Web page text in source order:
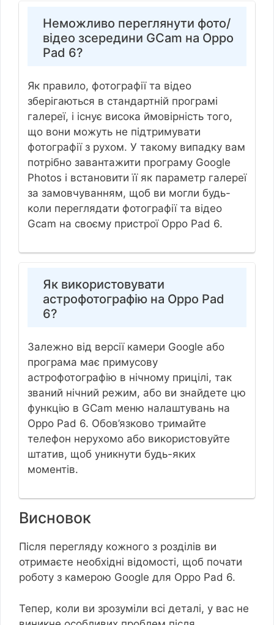
Неможливо переглянути фото/
відео зсередини GCam на Oppo
Pad 6?
Як правило, фотографії та відео
зберігаються в стандартній програмі
галереї, і існує висока ймовірність того,
що вони можуть не підтримувати
фотографії з рухом. У такому випадку вам
потрібно завантажити програму Google
Photos і встановити її як параметр галереї
за замовчуванням, щоб ви могли будь-
коли переглядати фотографії та відео
Gcam на своєму пристрої Oppo Pad 6.
Як використовувати
астрофотографію на Oppo Pad
6?
Залежно від версії камери Google або
програма має примусову
астрофотографію в нічному прицілі, так
званий нічний режим, або ви знайдете цю
функцію в GCam меню налаштувань на
Oppo Pad 6. Обов’язково тримайте
телефон нерухомо або використовуйте
штатив, щоб уникнути будь-яких
моментів.
Висновок
Після перегляду кожного з розділів ви
отримаєте необхідні відомості, щоб почати
роботу з камерою Google для Oppo Pad 6.
Тепер, коли ви зрозуміли всі деталі, у вас не